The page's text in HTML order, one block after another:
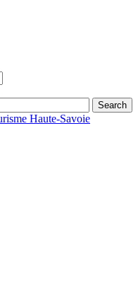
Haute-Savoie